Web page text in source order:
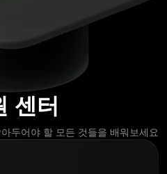
센터
두어야 할 모든 것들을 배워보세요